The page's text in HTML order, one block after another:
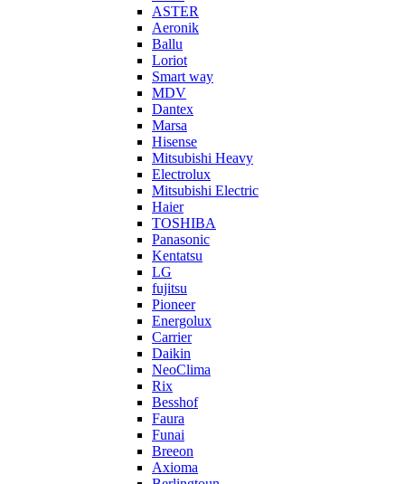
ASTER
Aeronik
Ballu
Loriot
Smart way
MDV
Dantex
Marsa
Hisense
Mitsubishi Heavy
Electrolux
Mitsubishi Electric
Haier
TOSHIBA
Panasonic
Kentatsu
LG
fujitsu
Pioneer
Energolux
Carrier
Daikin
NeoClima
Rix
Besshof
Faura
Funai
Breeon
Axioma